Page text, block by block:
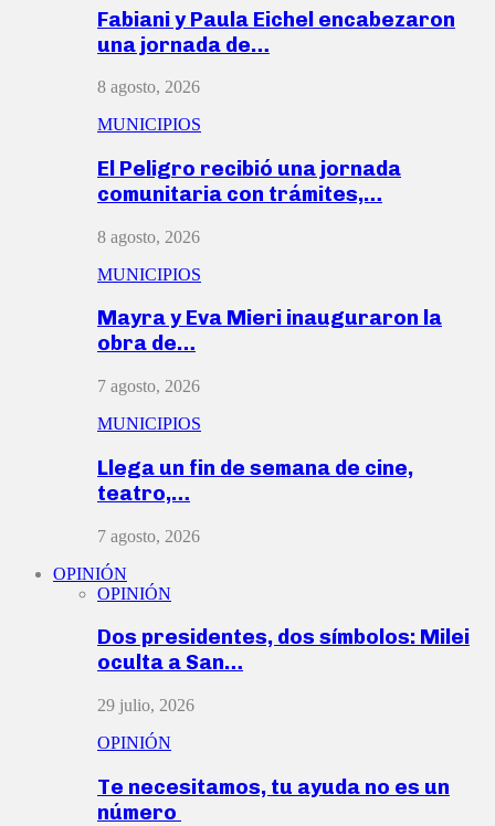
Fabiani y Paula Eichel encabezaron
una jornada de…
8 agosto, 2026
MUNICIPIOS
El Peligro recibió una jornada
comunitaria con trámites,…
8 agosto, 2026
MUNICIPIOS
Mayra y Eva Mieri inauguraron la
obra de…
7 agosto, 2026
MUNICIPIOS
Llega un fin de semana de cine,
teatro,…
7 agosto, 2026
OPINIÓN
OPINIÓN
Dos presidentes, dos símbolos: Milei
oculta a San…
29 julio, 2026
OPINIÓN
Te necesitamos, tu ayuda no es un
número